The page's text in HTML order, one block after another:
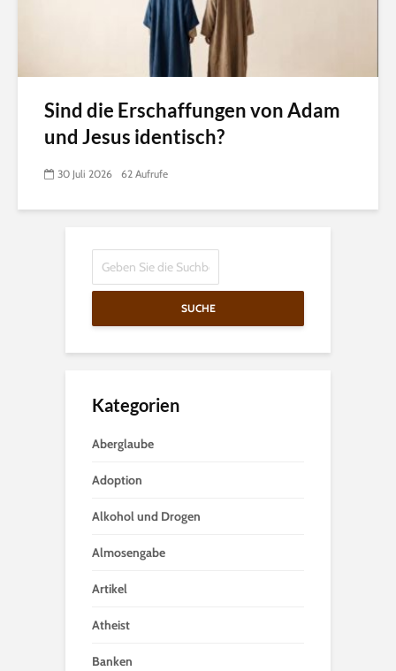
Sind die Erschaffungen von Adam
und Jesus identisch?
30 Juli 2026 62 Aufrufe
SUCHE
Kategorien
Aberglaube
Adoption
Alkohol und Drogen
Almosengabe
Artikel
Atheist
Banken